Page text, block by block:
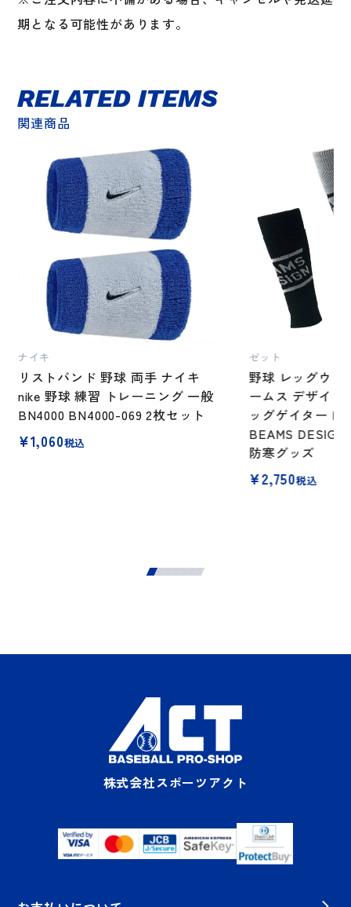
期となる可能性があります。
関連商品
RELATED ITEMS
ナイキ
リストバンド 野球 両手 ナイキ
nike 野球 練習 トレーニング 一般
BN4000 BN4000-069 2枚セット
¥1,060税込
ゼット
野球 レッグウォ
ームス デザイン
ッグゲイター
BEAMS
防寒グッズ
¥2,750税込
株式会社スポーツアクト